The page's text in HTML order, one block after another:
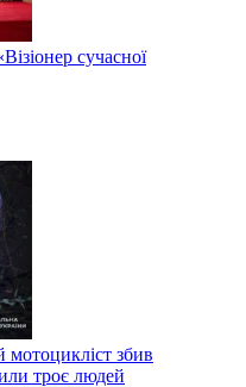
сучасної
збив
троє людей